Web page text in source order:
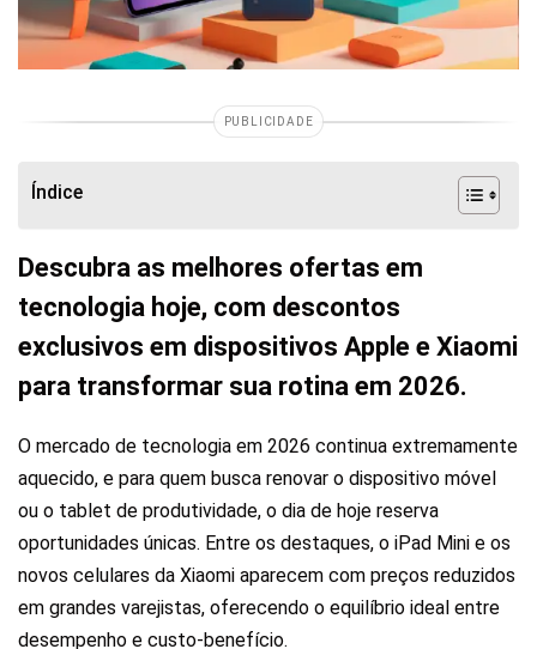
PUBLICIDADE
Índice
Descubra as melhores ofertas em
tecnologia hoje, com descontos
exclusivos em dispositivos Apple e Xiaomi
para transformar sua rotina em 2026.
O mercado de tecnologia em 2026 continua extremamente
aquecido, e para quem busca renovar o dispositivo móvel
ou o tablet de produtividade, o dia de hoje reserva
oportunidades únicas. Entre os destaques, o iPad Mini e os
novos celulares da Xiaomi aparecem com preços reduzidos
em grandes varejistas, oferecendo o equilíbrio ideal entre
desempenho e custo-benefício.